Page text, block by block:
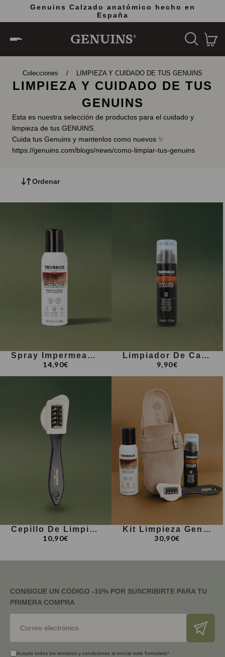
Genuins Calzado anatómico hecho en
España
Colecciones / LIMPIEZA Y CUIDADO DE TUS GENUINS
LIMPIEZA Y CUIDADO DE TUS
GENUINS
Esta es nuestra selección de productos para el cuidado y
limpieza de tus GENUINS.
Cuida tus Genuins y mantenlos como nuevos ✨
https://genuins.com/blogs/news/como-limpiar-tus-genuins
Ordenar
Spray Impermeabilizante
14,90€
Limpiador De Calzado Para Ante Y Nobuck
9,90€
Cepillo De Limpieza Para Ante Y Nobuck
10,90€
Kit Limpieza Genuins
30,90€
CONSIGUE UN CÓDIGO -10% POR SUSCRIBIRTE PARA TU
PRIMERA COMPRA
Acepto todos los terminos y condiciones al envíar este formulario*